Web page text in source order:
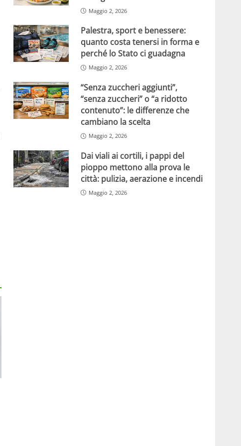
Maggio 2, 2026
Palestra, sport e benessere:
quanto costa tenersi in forma e
perché lo Stato ci guadagna
Maggio 2, 2026
“Senza zuccheri aggiunti”,
“senza zuccheri” o “a ridotto
contenuto”: le differenze che
cambiano la scelta
Maggio 2, 2026
Dai viali ai cortili, i pappi del
pioppo mettono alla prova le
città: pulizia, aerazione e incendi
Maggio 2, 2026